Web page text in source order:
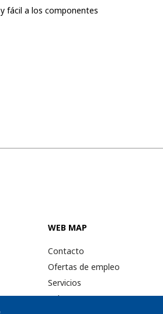
fácil a los componentes
WEB MAP
Contacto
Ofertas de empleo
Servicios
Sobre nosotros